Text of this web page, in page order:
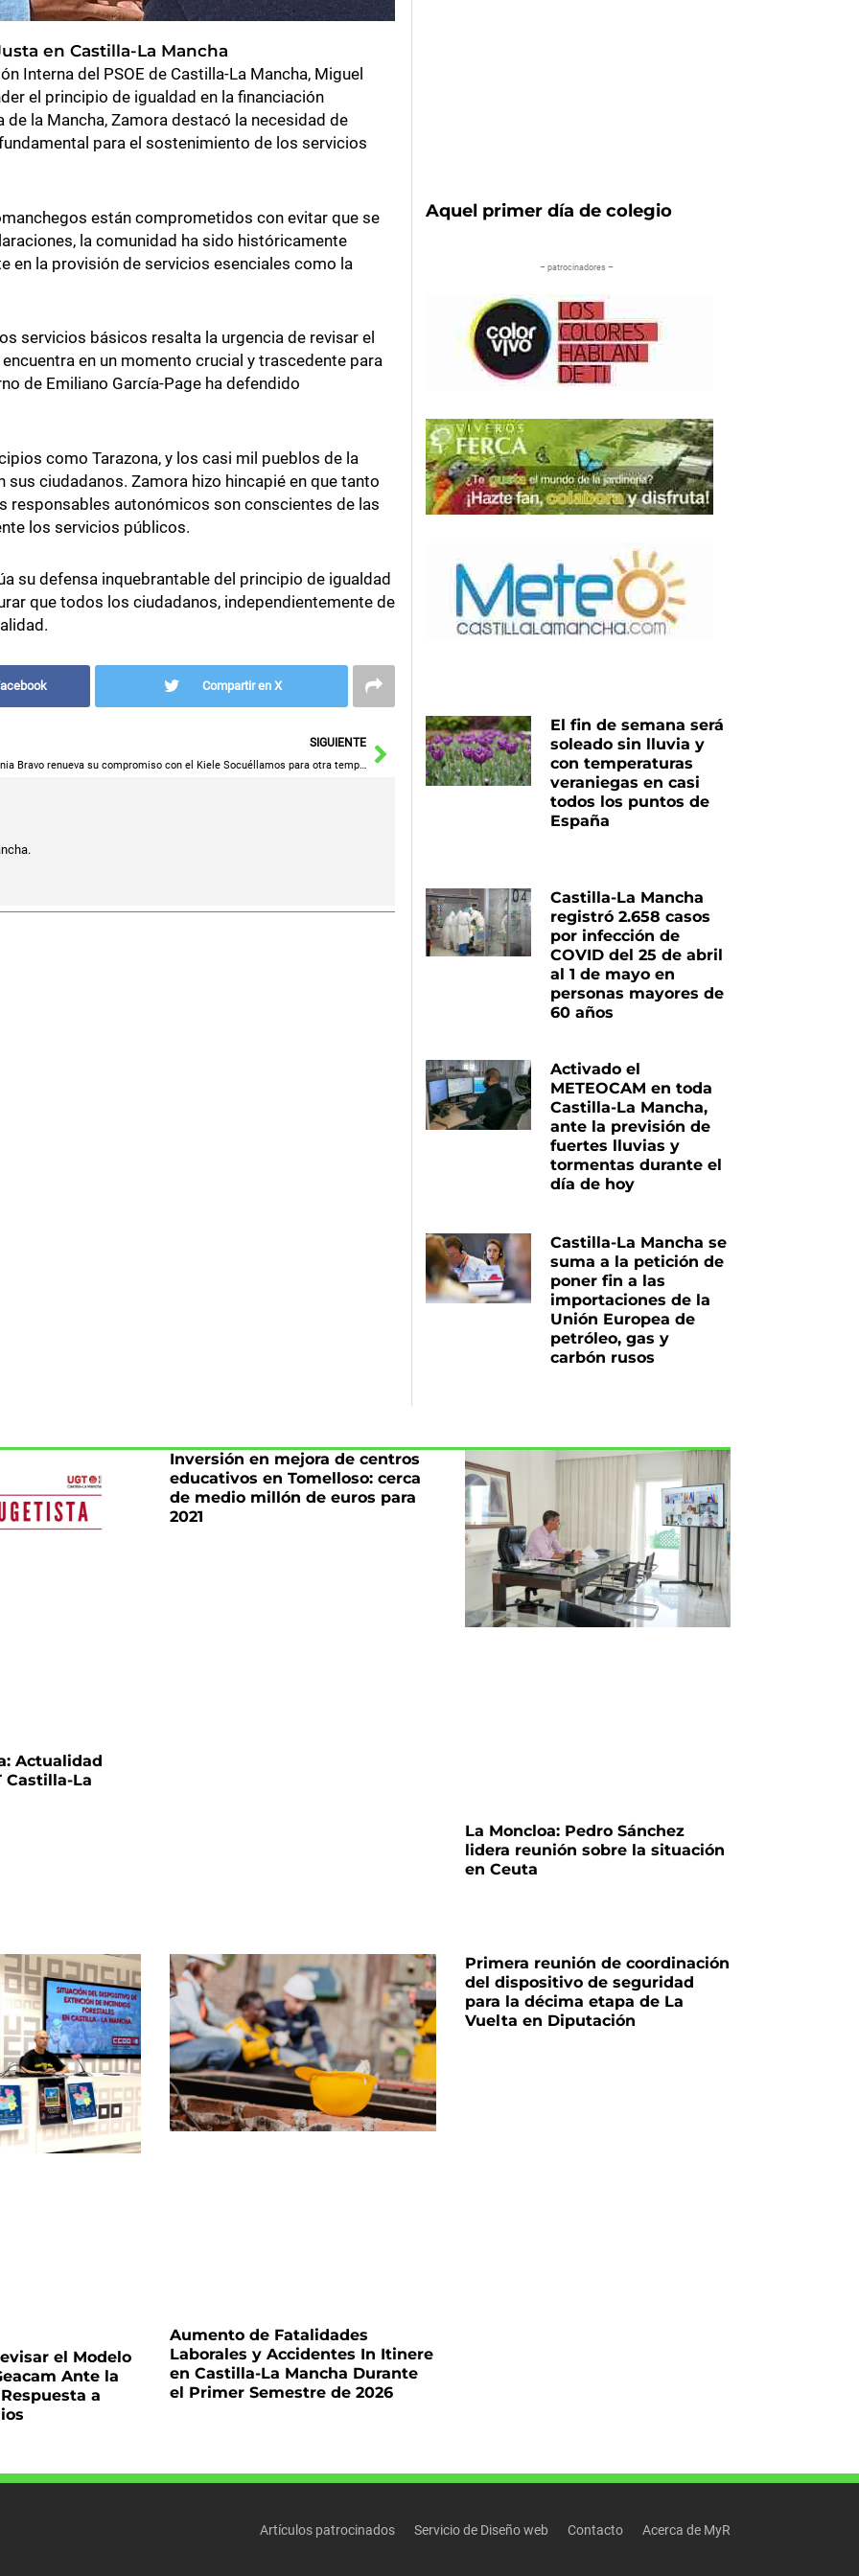
en Castilla-La Mancha
Interna del PSOE de Castilla-La Mancha, Miguel
el principio de igualdad en la financiación
la Mancha, Zamora destacó la necesidad de
para el sostenimiento de los servicios
están comprometidos con evitar que se
la comunidad ha sido históricamente
en la provisión de servicios esenciales como la
servicios básicos resalta la urgencia de revisar el
en un momento crucial y trascedente para
de Emiliano García-Page ha defendido
como Tarazona, y los casi mil pueblos de la
ciudadanos. Zamora hizo hincapié en que tanto
responsables autonómicos son conscientes de las
los servicios públicos.
su defensa inquebrantable del principio de igualdad
que todos los ciudadanos, independientemente de
Compartir en X
SIGUIENTE
Denia Bravo renueva su compromiso con el Kiele Socuéllamos para otra temporada más
Siguiente
Aquel primer día de colegio
– patrocinadores –
El fin de semana será
soleado sin lluvia y
con temperaturas
veraniegas en casi
todos los puntos de
España
Castilla-La Mancha
registró 2.658 casos
por infección de
COVID del 25 de abril
al 1 de mayo en
personas mayores de
60 años
Activado el
METEOCAM en toda
Castilla-La Mancha,
ante la previsión de
fuertes lluvias y
tormentas durante el
día de hoy
Castilla-La Mancha se
suma a la petición de
poner fin a las
importaciones de la
Unión Europea de
petróleo, gas y
carbón rusos
Actualidad
Castilla-La
Inversión en mejora de centros
educativos en Tomelloso: cerca
de medio millón de euros para
2021
La Moncloa: Pedro Sánchez
lidera reunión sobre la situación
en Ceuta
el Modelo
Ante la
a
Aumento de Fatalidades
Laborales y Accidentes In Itinere
en Castilla-La Mancha Durante
el Primer Semestre de 2026
Primera reunión de coordinación
del dispositivo de seguridad
para la décima etapa de La
Vuelta en Diputación
Artículos patrocinados Servicio de Diseño web Contacto Acerca de MyR